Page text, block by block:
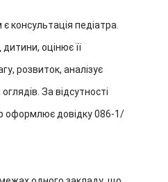
педіатра.
оцінює її
розвиток, аналізує
За відсутності
оформлює довідку 086-1/